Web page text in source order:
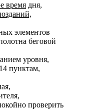
время дня,
элементов
беговой
уровня,
пунктам,
проверить